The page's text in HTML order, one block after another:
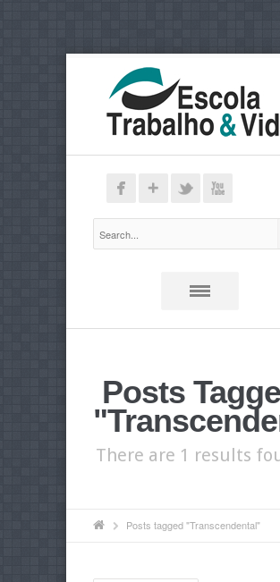
Posts
There are 1 results
Posts tagged "Transcendental"